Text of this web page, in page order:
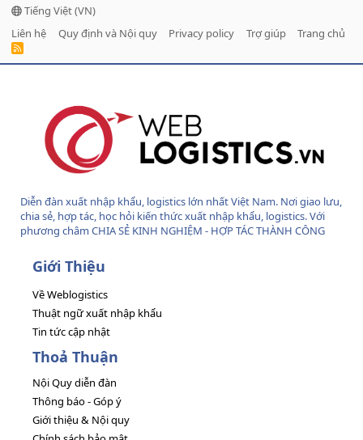
Tiếng Việt (VN)
Liên hệ
Quy định và Nội quy Privacy policy Trợ giúp Trang chủ
R
Diễn đàn xuất nhập khẩu, logistics lớn nhất Việt Nam. Nơi giao lưu,
chia sẻ, hợp tác, học hỏi kiến thức xuất nhập khẩu, logistics. Với
phương châm CHIA SẺ KINH NGHIỆM - HỢP TÁC THÀNH CÔNG
Giới Thiệu
Về Weblogistics
Thuật ngữ xuất nhập khẩu
Tin tức cập nhật
Thoả Thuận
Nội Quy diễn đàn
Thông báo - Góp ý
Giới thiệu & Nội quy